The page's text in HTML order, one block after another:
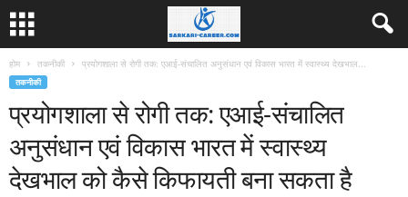
होम तकनीकी प्रयोगशाला से रोगी तक: एआई-संचालित अनुसंधान एवं विकास भारत में स्वास्थ्य देखभाल...
तकनीकी
प्रयोगशाला से रोगी तक: एआई-संचालित
अनुसंधान एवं विकास भारत में स्वास्थ्य
देखभाल को कैसे किफायती बना सकता है